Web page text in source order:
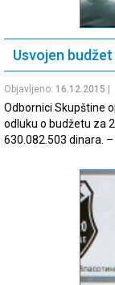
Usvojen
Objavljeno: 16.12.2015 |
Odbornici Skupštine
odluku o budžetu za
630.082.503 dinara.